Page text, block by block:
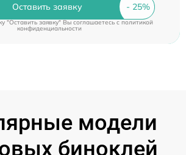
Оставить заявку
"Оставить заявку" Вы соглашаетесь cполитикой
конфиденциальности
модели
биноклей